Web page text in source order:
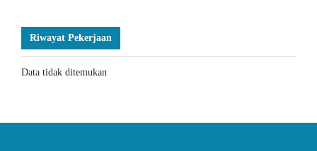
Riwayat Pekerjaan
Data tidak ditemukan